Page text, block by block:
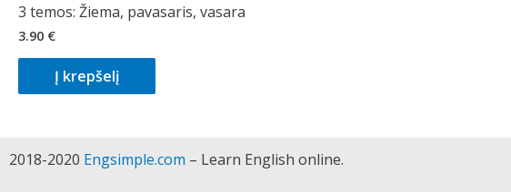
3 temos: Žiema, pavasaris, vasara
3.90 €
Į krepšelį
2018-2020 Engsimple.com – Learn English online.